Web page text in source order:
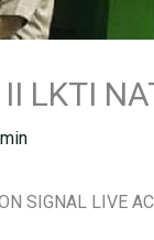
LKTI
SIGNAL LIVE